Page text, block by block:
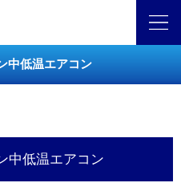
低温エアコン
低温エアコン